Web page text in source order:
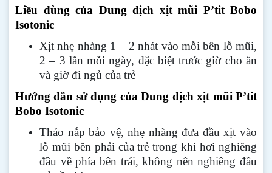
Liều dùng của Dung dịch xịt mũi P’tit Bobo
Isotonic
Xịt nhẹ nhàng 1 – 2 nhát vào mỗi bên lỗ mũi,
2 – 3 lần mỗi ngày, đặc biệt trước giờ cho ăn
và giờ đi ngủ của trẻ
Hướng dẫn sử dụng của Dung dịch xịt mũi P’tit
Bobo Isotonic
Tháo nắp bảo vệ, nhẹ nhàng đưa đầu xịt vào
lỗ mũi bên phải của trẻ trong khi hơi nghiêng
đầu về phía bên trái, không nên nghiêng đầu